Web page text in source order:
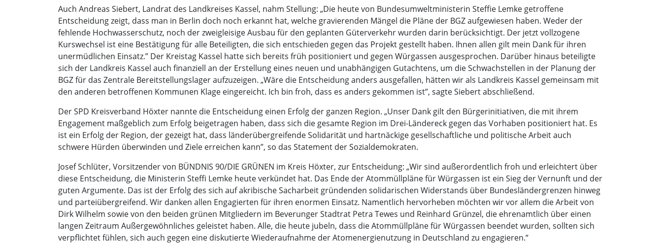
Auch Andreas Siebert, Landrat des Landkreises Kassel, nahm Stellung: „Die heute von Bundesumweltministerin Steffie Lemke getroffene
Entscheidung zeigt, dass man in Berlin doch noch erkannt hat, welche gravierenden Mängel die Pläne der BGZ aufgewiesen haben. Weder der
fehlende Hochwasserschutz, noch der zweigleisige Ausbau für den geplanten Güterverkehr wurden darin berücksichtigt. Der jetzt vollzogene
Kurswechsel ist eine Bestätigung für alle Beteiligten, die sich entschieden gegen das Projekt gestellt haben. Ihnen allen gilt mein Dank für ihren
unermüdlichen Einsatz.” Der Kreistag Kassel hatte sich bereits früh positioniert und gegen Würgassen ausgesprochen. Darüber hinaus beteiligte
sich der Landkreis Kassel auch finanziell an der Erstellung eines neuen und unabhängigen Gutachtens, um die Schwachstellen in der Planung der
BGZ für das Zentrale Bereitstellungslager aufzuzeigen. „Wäre die Entscheidung anders ausgefallen, hätten wir als Landkreis Kassel gemeinsam mit
den anderen betroffenen Kommunen Klage eingereicht. Ich bin froh, dass es anders gekommen ist”, sagte Siebert abschließend.
Der SPD Kreisverband Höxter nannte die Entscheidung einen Erfolg der ganzen Region. „Unser Dank gilt den Bürgerinitiativen, die mit ihrem
Engagement maßgeblich zum Erfolg beigetragen haben, dass sich die gesamte Region im Drei-Ländereck gegen das Vorhaben positioniert hat. Es
ist ein Erfolg der Region, der gezeigt hat, dass länderübergreifende Solidarität und hartnäckige gesellschaftliche und politische Arbeit auch
schwere Hürden überwinden und Ziele erreichen kann”, so das Statement der Sozialdemokraten.
Josef Schlüter, Vorsitzender von BÜNDNIS 90/DIE GRÜNEN im Kreis Höxter, zur Entscheidung: „Wir sind außerordentlich froh und erleichtert über
diese Entscheidung, die Ministerin Steffi Lemke heute verkündet hat. Das Ende der Atommüllpläne für Würgassen ist ein Sieg der Vernunft und der
guten Argumente. Das ist der Erfolg des sich auf akribische Sacharbeit gründenden solidarischen Widerstands über Bundesländergrenzen hinweg
und parteiübergreifend. Wir danken allen Engagierten für ihren enormen Einsatz. Namentlich hervorheben möchten wir vor allem die Arbeit von
Dirk Wilhelm sowie von den beiden grünen Mitgliedern im Beverunger Stadtrat Petra Tewes und Reinhard Grünzel, die ehrenamtlich über einen
langen Zeitraum Außergewöhnliches geleistet haben. Alle, die heute jubeln, dass die Atommüllpläne für Würgassen beendet wurden, sollten sich
verpflichtet fühlen, sich auch gegen eine diskutierte Wiederaufnahme der Atomenergienutzung in Deutschland zu engagieren.“